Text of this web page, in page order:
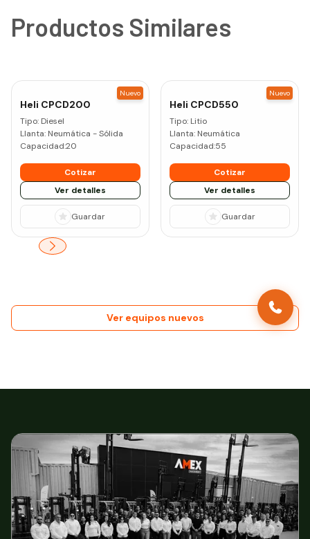
Productos Similares
Heli CPCD200
Tipo: Diesel
Llanta: Neumática - Sólida
Capacidad:20
Cotizar
Ver detalles
Guardar
Nuevo
Heli CPCD550
Tipo: Litio
Llanta: Neumática
Capacidad:55
Cotizar
Ver detalles
Guardar
Nuevo
Ver equipos nuevos